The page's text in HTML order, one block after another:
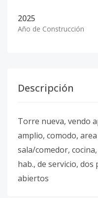
2025
Año de Construcción
Descripción
Torre nueva, vendo
amplio, comodo,
sala/comedor,
hab., de servicio,
abiertos